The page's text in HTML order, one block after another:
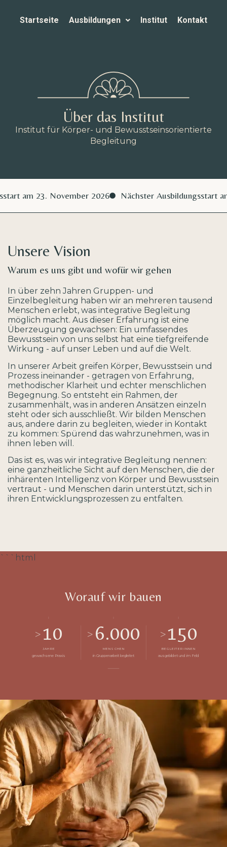
Startseite Ausbildungen Institut Kontakt
Über das Institut
Institut für Körper- und Bewusstseinsorientierte
Begleitung
am 23. November 2026 Nächster Ausbildungsstart am
Unsere Vision
Warum es uns gibt und wofür wir gehen
In über zehn Jahren Gruppen- und
Einzelbegleitung haben wir an mehreren tausend
Menschen erlebt, was integrative Begleitung
möglich macht. Aus dieser Erfahrung ist eine
Überzeugung gewachsen: Ein umfassendes
Bewusstsein von uns selbst hat eine tiefgreifende
Wirkung - auf unser Leben und auf die Welt.
In unserer Arbeit greifen Körper, Bewusstsein und
Prozess ineinander - getragen von Erfahrung,
methodischer Klarheit und echter menschlichen
Begegnung. So entsteht ein Rahmen, der
zusammenhält, was in anderen Ansätzen einzeln
steht oder sich ausschließt. Wir bilden Menschen
aus, andere darin zu begleiten, wieder in Kontakt
zu kommen: Spürend das wahrzunehmen, was in
ihnen leben will.
Das ist es, was wir integrative Begleitung nennen:
eine ganzheitliche Sicht auf den Menschen, die der
inhärenten Intelligenz von Körper und Bewusstsein
vertraut - und Menschen darin unterstützt, sich in
ihren Entwicklungsprozessen zu entfalten.
```html
Worauf wir bauen
>10
JAHRE
gewachsene Praxis
> 6.000
MENSCHEN
in Gruppenarbeit begleitet
>150
BEGLEITER:INNEN
ausgebildet und im Feld
```